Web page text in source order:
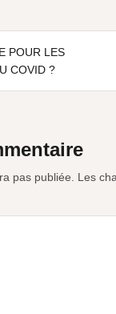
POUR LES
COVID ?
pas publiée. Les